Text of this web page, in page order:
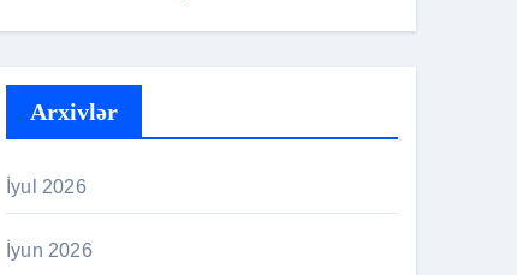
Arxivlər
İyul 2026
İyun 2026